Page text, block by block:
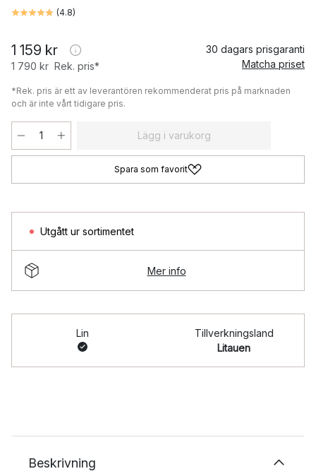
(4.8)
1 159 kr
1 790 kr Rek. pris*
30 dagars prisgaranti
Matcha priset
*Rek. pris är ett av leverantören rekommenderat pris på marknaden
och är inte vårt tidigare pris.
Lägg i varukorg
Spara som favorit
Utgått ur sortimentet
Mer info
Lin
Tillverkningsland
Litauen
Beskrivning